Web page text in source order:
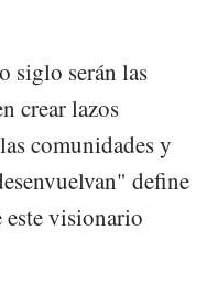
siglo serán las
crear lazos
comunidades y
define
este visionario